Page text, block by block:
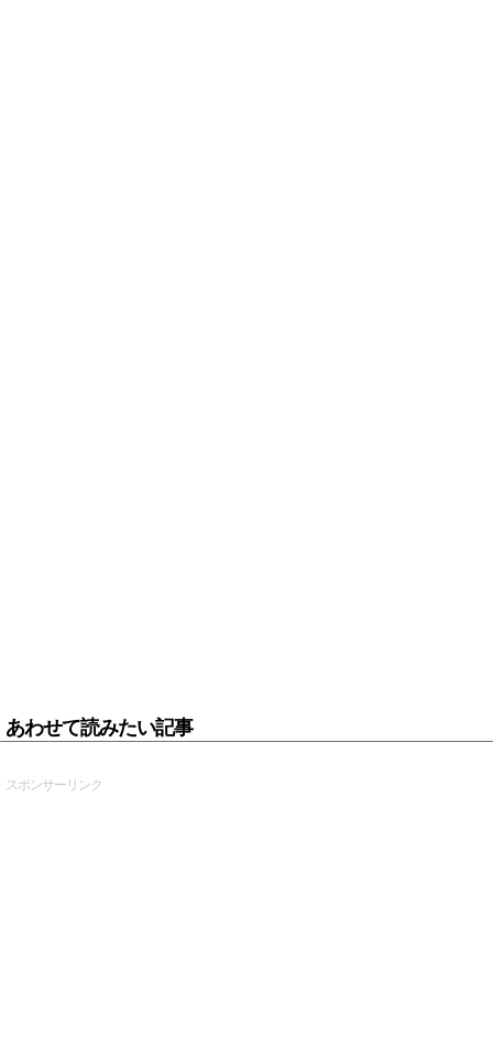
あわせて読みたい記事
スポンサーリンク